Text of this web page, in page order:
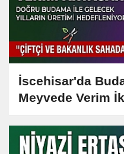
İscehisar'da
Meyvede Verim